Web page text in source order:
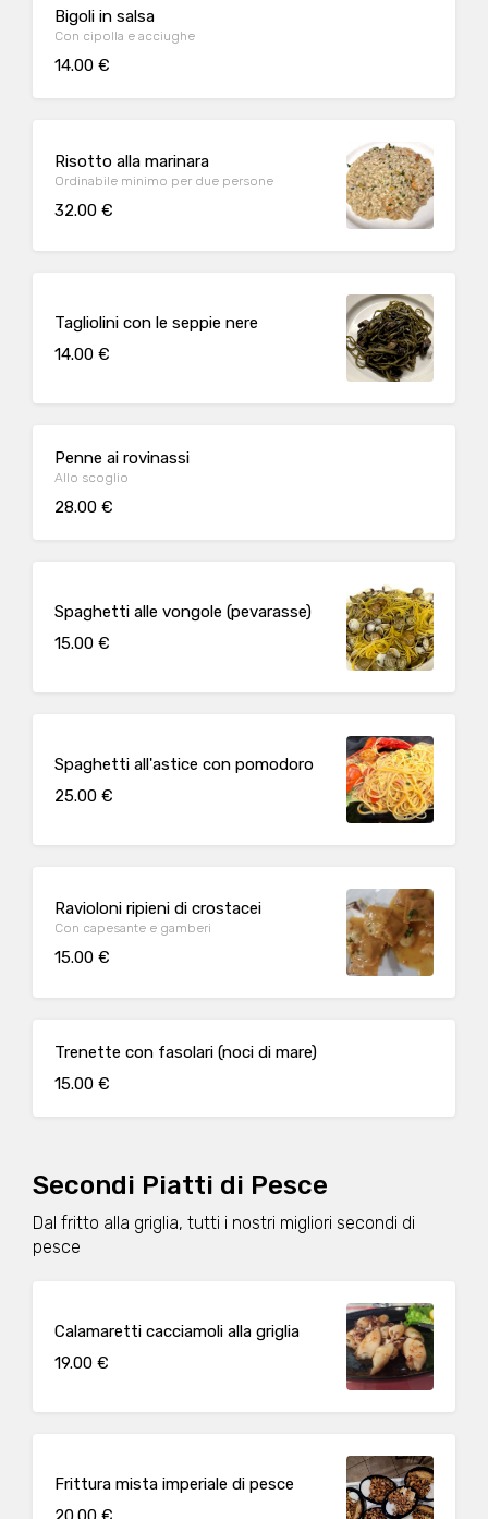
Bigoli in salsa
Con cipolla e acciughe
14.00 €
Risotto alla marinara
Ordinabile minimo per due persone
32.00 €
Tagliolini con le seppie nere
14.00 €
Penne ai rovinassi
Allo scoglio
28.00 €
Spaghetti alle vongole (pevarasse)
15.00 €
Spaghetti all'astice con pomodoro
25.00 €
Ravioloni ripieni di crostacei
Con capesante e gamberi
15.00 €
Trenette con fasolari (noci di mare)
15.00 €
Secondi Piatti di Pesce
Dal fritto alla griglia, tutti i nostri migliori secondi di
pesce
Calamaretti cacciamoli alla griglia
19.00 €
Frittura mista imperiale di pesce